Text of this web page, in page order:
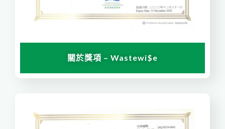
關於獎項 – Wastewi$e